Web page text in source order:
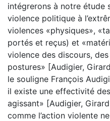
intégrerons à notre étude
violence politique à
violences «physiques»,
portés et reçus) et
violence des discours,
postures» [Audigier,
le souligne François
il existe une effectivité
agissant» [Audigier,
comme l’action violente